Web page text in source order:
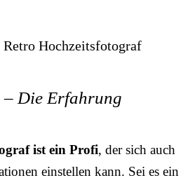
– Die Erfahrung
ist ein Profi, der sich auch
einstellen kann. Sei es ein